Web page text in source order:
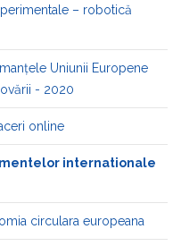
– robotică
Uniunii Europene
- 2020
online
internationale
circulara europeana